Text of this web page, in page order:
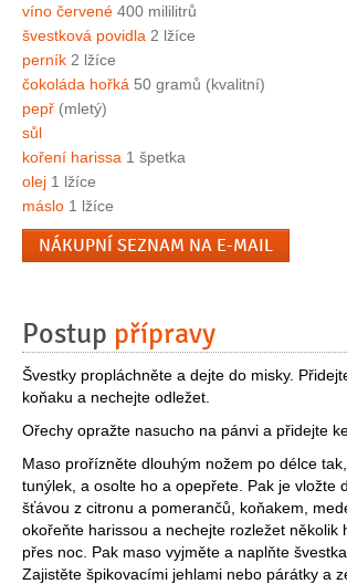
víno červené 400 mililitrů
švestková povidla 2 lžíce
perník 2 lžíce
čokoláda hořká 50 gramů (kvalitní)
pepř (mletý)
sůl
koření harissa 1 špetka
olej 1 lžíce
máslo 1 lžíce
NÁKUPNÍ SEZNAM NA E-MAIL
Postup přípravy
Švestky propláchněte a dejte do misky.
koňaku a nechejte odležet.
Ořechy opražte nasucho na pánvi a přidejte
Maso prořízněte dlouhým nožem po délce
tunýlek, a osolte ho a opepřete. Pak je vložte
šťávou z citronu a pomerančů, koňakem,
okořeňte harissou a nechejte rozležet několik
přes noc. Pak maso vyjměte a naplňte
Zajistěte špikovacími jehlami nebo párátky a